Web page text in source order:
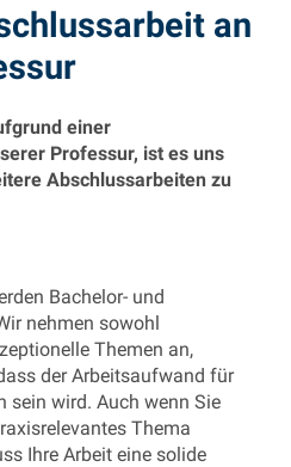
an
einer
Professur, ist es uns
Abschlussarbeiten zu
Bachelor- und
nehmen sowohl
Themen an,
der Arbeitsaufwand für
sein wird. Auch wenn Sie
Thema
Ihre Arbeit eine solide